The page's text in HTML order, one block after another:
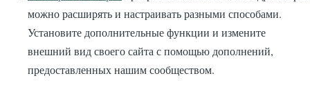
можно расширять и настраивать разными способами.
Установите дополнительные функции и измените
внешний вид своего сайта с помощью дополнений,
предоставленных нашим сообществом.